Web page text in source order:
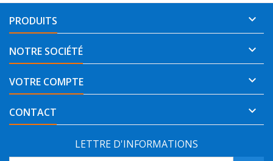
PRODUITS 
NOTRE SOCIÉTÉ 
VOTRE COMPTE 
CONTACT 
LETTRE D'INFORMATIONS